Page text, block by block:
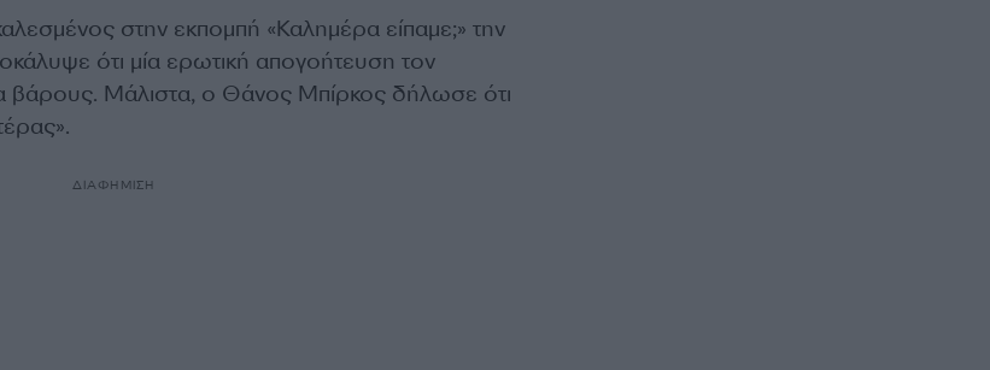
στην εκπομπή «Καλημέρα είπαμε;» την
ότι μία ερωτική απογοήτευση τον
βάρους. Μάλιστα, ο Θάνος Μπίρκος δήλωσε ότι
ΔΙΑΦΗΜΙΣΗ